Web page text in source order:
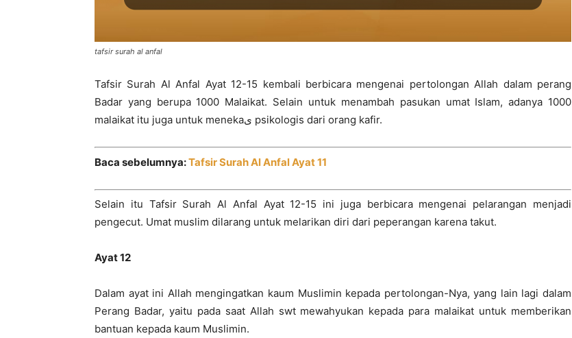
tafsir surah al anfal
Tafsir Surah Al Anfal Ayat 12-15 kembali berbicara mengenai pertolongan Allah dalam perang
Badar yang berupa 1000 Malaikat. Selain untuk menambah pasukan umat Islam, adanya 1000
malaikat itu juga untuk menekaى psikologis dari orang kafir.
Baca sebelumnya:Tafsir Surah Al Anfal Ayat 11
Selain itu Tafsir Surah Al Anfal Ayat 12-15 ini juga berbicara mengenai pelarangan menjadi
pengecut. Umat muslim dilarang untuk melarikan diri dari peperangan karena takut.
Ayat 12
Dalam ayat ini Allah mengingatkan kaum Muslimin kepada pertolongan-Nya, yang lain lagi dalam
Perang Badar, yaitu pada saat Allah swt mewahyukan kepada para malaikat untuk memberikan
bantuan kepada kaum Muslimin.